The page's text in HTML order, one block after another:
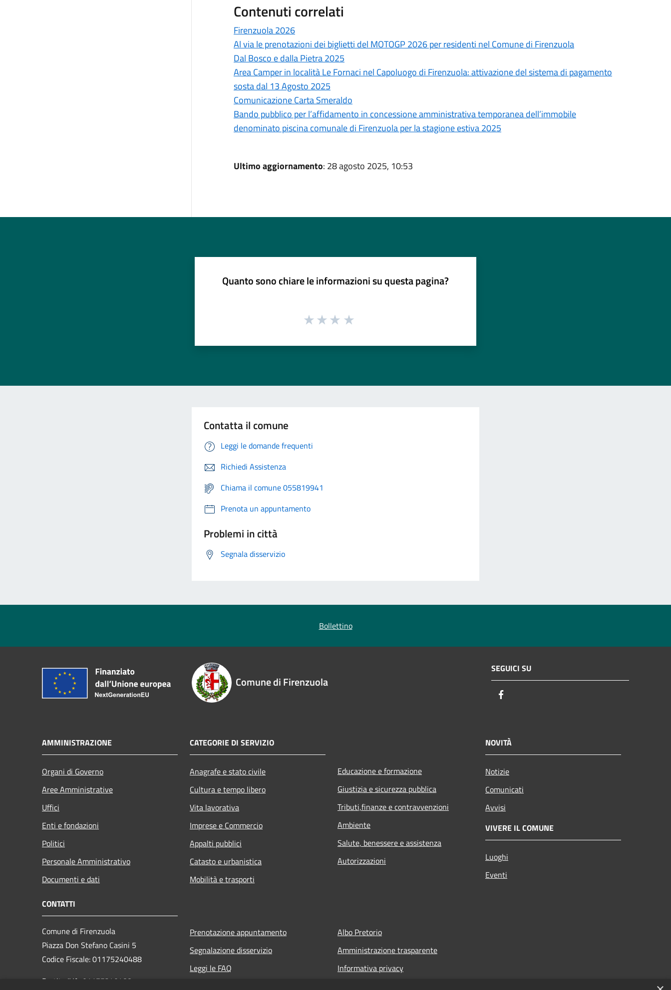
Contenuti correlati
Firenzuola 2026
Al via le prenotazioni dei biglietti del MOTOGP 2026 per residenti nel Comune di Firenzuola
Dal Bosco e dalla Pietra 2025
Area Camper in località Le Fornaci nel Capoluogo di Firenzuola: attivazione del sistema di pagamento
sosta dal 13 Agosto 2025
Comunicazione Carta Smeraldo
Bando pubblico per l’affidamento in concessione amministrativa temporanea dell’immobile
denominato piscina comunale di Firenzuola per la stagione estiva 2025
Ultimo aggiornamento: 28 agosto 2025, 10:53
Quanto sono chiare le informazioni su questa pagina?
Contatta il comune
Leggi le domande frequenti
Richiedi Assistenza
Chiama il comune 055819941
Prenota un appuntamento
Problemi in città
Segnala disservizio
Bollettino
Comune di Firenzuola
SEGUICI SU
AMMINISTRAZIONE
Organi di Governo
Aree Amministrative
Uffici
Enti e fondazioni
Politici
Personale Amministrativo
Documenti e dati
CATEGORIE DI SERVIZIO
Anagrafe e stato civile
Cultura e tempo libero
Vita lavorativa
Imprese e Commercio
Appalti pubblici
Catasto e urbanistica
Mobilità e trasporti
Educazione e formazione
Giustizia e sicurezza pubblica
Tributi,finanze e contravvenzioni
Ambiente
Salute, benessere e assistenza
Autorizzazioni
NOVITÀ
Notizie
Comunicati
Avvisi
VIVERE IL COMUNE
Luoghi
Eventi
CONTATTI
Comune di Firenzuola
Piazza Don Stefano Casini 5
Codice Fiscale: 01175240488
Partita IVA: 01175240488
Prenotazione appuntamento
Segnalazione disservizio
Leggi le FAQ
Albo Pretorio
Amministrazione trasparente
Informativa privacy